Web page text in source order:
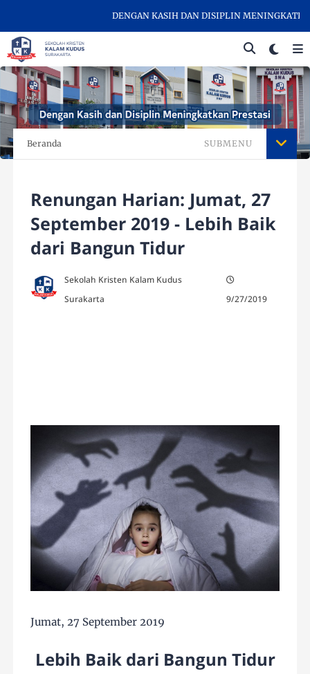
DENGAN KASIH DAN DISIPLIN MENINGKATKAN
Beranda SUBMENU
Renungan Harian: Jumat, 27
September 2019 - Lebih Baik
dari Bangun Tidur
Sekolah Kristen Kalam Kudus
Surakarta
9/27/2019
Jumat, 27 September 2019
Lebih Baik dari Bangun Tidur